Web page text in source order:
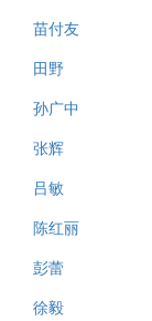
苗付友
田野
孙广中
张辉
吕敏
陈红丽
彭蕾
徐毅